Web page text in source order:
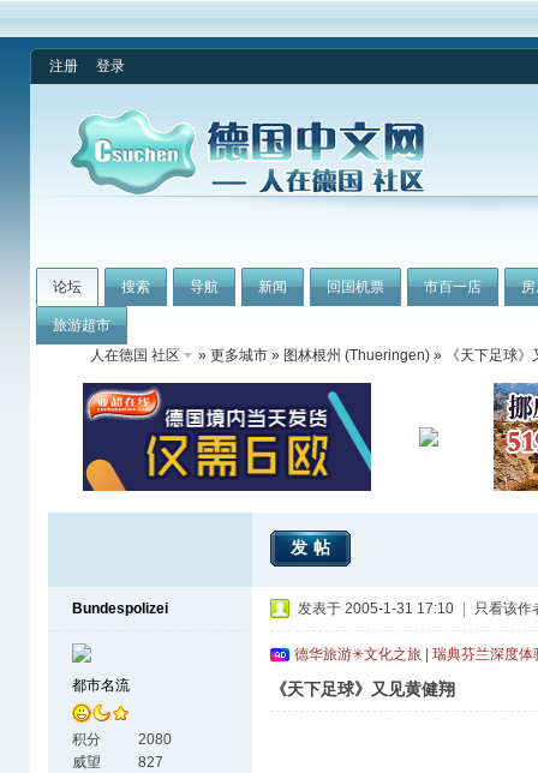
注册 登录
论坛 搜索 导航 新闻 回国机票 市百一店
旅游超市
人在德国 社区
» 更多城市 » 图林根州 (Thueringen) » 《天下足球》
发帖
Bundespolizei
都市名流
积分
2080
威望
827
发表于 2005-1-31 17:10 只看该作
德华旅游✳文化之旅 | 瑞典芬兰深度
《天下足球》又见黄健翔